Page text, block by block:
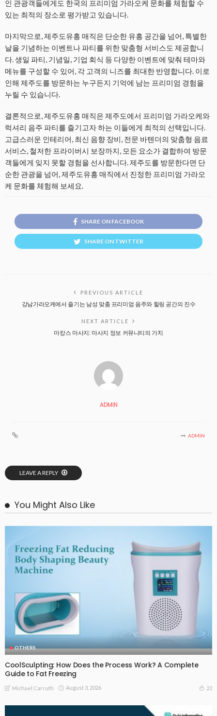
인 관광객들에게도 한국의 프리미엄 가라오케 문화를 체험할 수
있는 최적의 장소로 평가받고 있습니다.
마지막으로, 제주도유흥 매직은 단순한 유흥 공간을 넘어, 특별한
날을 기념하는 이벤트나 파티를 위한 맞춤형 서비스도 제공합니
다. 생일 파티, 기념일, 기업 회식 등 다양한 이벤트에 맞춰 테마와
메뉴를 구성할 수 있어, 각 고객의 니즈를 최대한 반영합니다. 이로
인해 제주도를 방문하는 누구든지 기억에 남는 프리미엄 경험을
누릴 수 있습니다.
결론적으로, 제주도유흥 매직은 제주도에서 프리미엄 가라오케와
럭셔리 음주 파티를 즐기고자 하는 이들에게 최적의 선택입니다.
고급스러운 인테리어, 최신 음향 장비, 전문 바텐더의 맞춤형 음료
서비스, 철저한 프라이버시 보장까지, 모든 요소가 결합하여 방문
객들에게 잊지 못할 경험을 선사합니다. 제주도를 방문한다면 단
순한 관광을 넘어, 제주도유흥 매직에서 진정한 프리미엄 가라오
케 문화를 체험해 보세요.
SHARE ON FACEBOOK
SHARE ON TWITTER
PREVIOUS ARTICLE
강남가라오케에서 즐기는 남성 맞춤 프리미엄 음주와 힐링 공간의 진수
NEXT ARTICLE
마캉스 마사지: 마사지 정보 커뮤니티의 가치
ADMIN
ADMIN
LEAVE A REPLY
You Might Also Like
OTHERS
CoolSculpting: How Does the Process Work? A Complete
Guide to Fat Freezing
Michael Carruth August 3, 2026 22